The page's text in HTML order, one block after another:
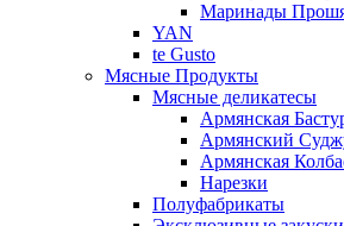
Маринады
YAN
te Gusto
Мясные Продукты
Мясные деликатесы
Армянская
Армянский
Армянская
Нарезки
Полуфабрикаты